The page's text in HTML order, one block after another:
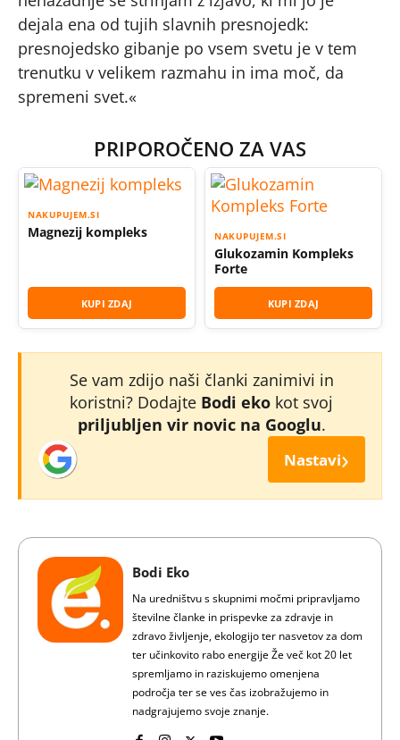
dejala ena od tujih slavnih presnojedk:
presnojedsko gibanje po vsem svetu je v tem
trenutku v velikem razmahu in ima moč, da
spremeni svet.«
PRIPOROČENO ZA VAS
NAKUPUJEM.SI
Magnezij kompleks
KUPI ZDAJ
NAKUPUJEM.SI
Glukozamin Kompleks
Forte
KUPI ZDAJ
Se vam zdijo naši članki zanimivi in
koristni? Dodajte Bodi eko kot svoj
priljubljen vir novic na Googlu.
Nastavi›
Bodi Eko
Na uredništvu s skupnimi močmi pripravljamo
številne članke in prispevke za zdravje in
zdravo življenje, ekologijo ter nasvetov za dom
ter učinkovito rabo energije Že več kot 20 let
spremljamo in raziskujemo omenjena
področja ter se ves čas izobražujemo in
nadgrajujemo svoje znanje.